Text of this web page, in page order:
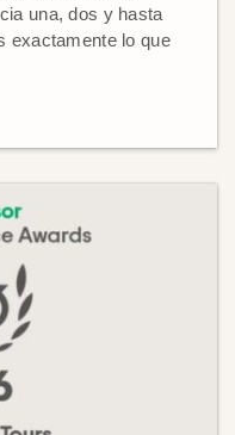
una, dos y hasta
exactamente lo que